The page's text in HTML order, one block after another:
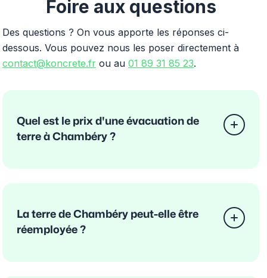
Foire aux questions
Des questions ? On vous apporte les réponses ci-
dessous. Vous pouvez nous les poser directement à
contact@koncrete.fr ou au 01 89 31 85 23.
Quel est le prix d'une évacuation de
terre à Chambéry ?
La terre de Chambéry peut-elle être
réemployée ?